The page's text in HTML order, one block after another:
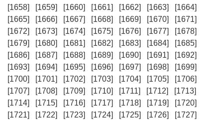
[1658]
[1659] [1660] [1661] [1662] [1663]
[1664]
[1665]
[1666] [1667] [1668] [1669] [1670]
[1671]
[1672]
[1673] [1674] [1675] [1676] [1677]
[1678]
[1679]
[1680] [1681] [1682] [1683] [1684]
[1685]
[1686]
[1687] [1688] [1689] [1690] [1691]
[1692]
[1693]
[1694] [1695] [1696] [1697] [1698]
[1699]
[1700]
[1701] [1702] [1703] [1704] [1705]
[1706]
[1707]
[1708] [1709] [1710] [1711] [1712]
[1713]
[1714]
[1715] [1716] [1717] [1718] [1719]
[1720]
[1721]
[1722] [1723] [1724] [1725] [1726]
[1727]